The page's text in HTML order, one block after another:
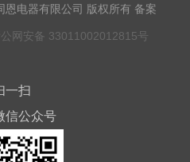
电器有限公司 版权所有 备案
网安备 33011002012815号
一扫
信公众号